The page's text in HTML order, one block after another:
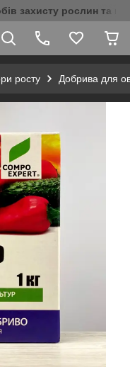
захисту рослин та
росту Добрива для